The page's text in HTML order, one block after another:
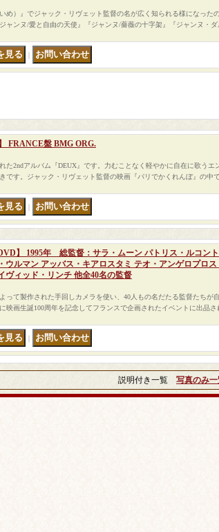
め）』でジャック・リヴェット監督の名が広く知られる様になった
ャンヌ/愛と自由の天使』『ジャンヌ/薔薇の十字架』『ジャンヌ・ダ
FRANCE盤 BMG ORG.
た2ndアルバム『DEUX』です。力むことなく軽やかに自在に歌うエ
です。ジャック・リヴェット監督の映画『パリでかくれんぼ』の中
】 1995年 総監督：サラ・ムーン パトリス・ルコント
ウルマン アッバス・キアロスタミ テオ・アンゲロプロス
ヴィッド・リンチ 他全40名の監督
って製作された手回しカメラを使い、40人もの名だたる監督たちが
映画生誕100周年を記念してフランスで企画されたイベントに出品さ
説明付き一覧 写真のみ